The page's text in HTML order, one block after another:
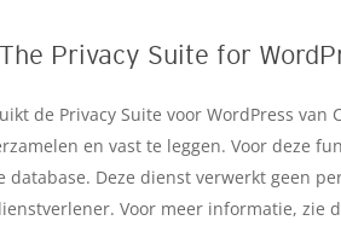
Privacy Suite for
de Privacy Suite voor WordPress
en vast te leggen. Voor deze
database. Deze dienst verwerkt geen
Voor meer informatie, zie